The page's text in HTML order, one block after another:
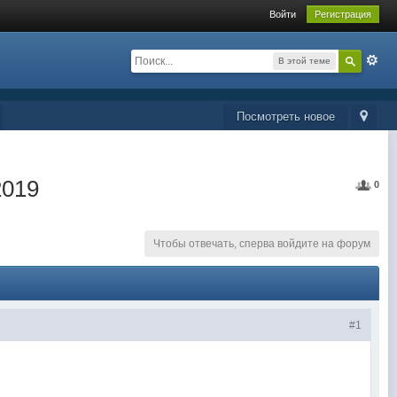
Войти Регистрация
В этой теме
Посмотреть новое
0
Чтобы отвечать, сперва войдите на форум
#1